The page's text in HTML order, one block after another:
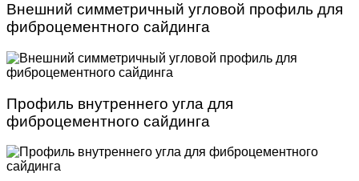
Внешний симметричный угловой профиль для
фиброцементного сайдинга
Профиль внутреннего угла для
фиброцементного сайдинга